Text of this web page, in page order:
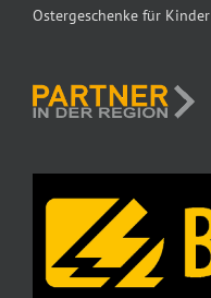
Ostergeschenke für Kinder